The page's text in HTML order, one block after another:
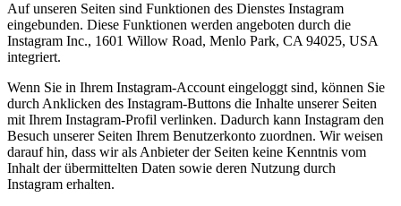
Auf unseren Seiten sind Funktionen des Dienstes Instagram
eingebunden. Diese Funktionen werden angeboten durch die
Instagram Inc., 1601 Willow Road, Menlo Park, CA 94025, USA
integriert.
Wenn Sie in Ihrem Instagram-Account eingeloggt sind, können Sie
durch Anklicken des Instagram-Buttons die Inhalte unserer Seiten
mit Ihrem Instagram-Profil verlinken. Dadurch kann Instagram den
Besuch unserer Seiten Ihrem Benutzerkonto zuordnen. Wir weisen
darauf hin, dass wir als Anbieter der Seiten keine Kenntnis vom
Inhalt der übermittelten Daten sowie deren Nutzung durch
Instagram erhalten.